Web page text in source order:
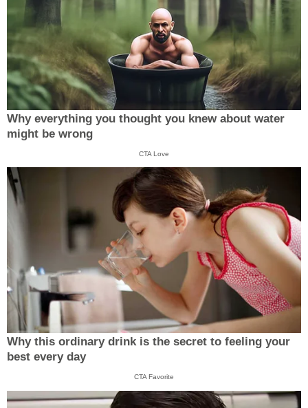
Why everything you thought you knew about water
might be wrong
CTA Love
Why this ordinary drink is the secret to feeling your
best every day
CTA Favorite